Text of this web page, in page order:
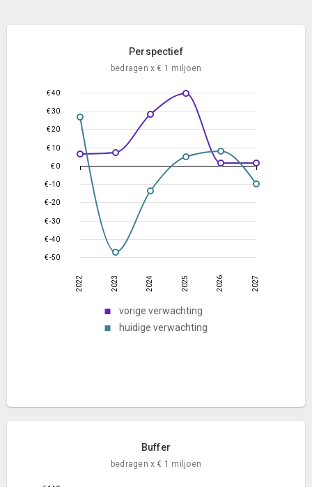
Perspectief
bedragen x € 1 miljoen
€ -50
€ -40
€ -30
€ -20
€ -10
€ 0
€ 10
€ 20
€ 30
€ 40
2022 2023 2024 2025 2026 2027
vorige verwachting
huidige verwachting
Buffer
bedragen x € 1 miljoen